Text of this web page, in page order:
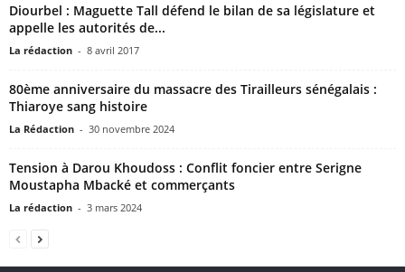
Diourbel : Maguette Tall défend le bilan de sa législature et
appelle les autorités de...
La rédaction - 8 avril 2017
80ème anniversaire du massacre des Tirailleurs sénégalais :
Thiaroye sang histoire
La Rédaction - 30 novembre 2024
Tension à Darou Khoudoss : Conflit foncier entre Serigne
Moustapha Mbacké et commerçants
La rédaction - 3 mars 2024